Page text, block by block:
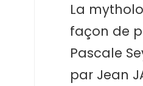
La
façon de
Pascale
par Jean